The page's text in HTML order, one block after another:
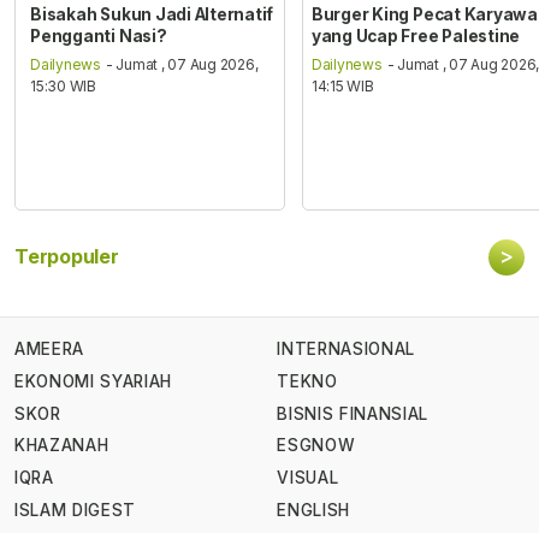
Bisakah Sukun Jadi Alternatif
Pengganti Nasi?
Dailynews - Jumat , 07 Aug 2026,
15:30 WIB
Burger King Pecat
yang Ucap Free Palestine
Dailynews - Jumat , 07 Aug 2026,
14:15 WIB
Terpopuler >
AMEERA
EKONOMI SYARIAH
SKOR
KHAZANAH
IQRA
ISLAM DIGEST
INTERNASIONAL
TEKNO
BISNIS FINANSIAL
ESGNOW
VISUAL
ENGLISH